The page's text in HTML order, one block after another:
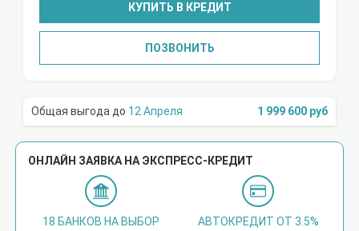
КУПИТЬ В КРЕДИТ
ПОЗВОНИТЬ
12 Апреля 1 999 600 руб
ОНЛАЙН ЗАЯВКА НА ЭКСПРЕСС-КРЕДИТ
18 БАНКОВ НА ВЫБОР АВТОКРЕДИТ ОТ 3.5%